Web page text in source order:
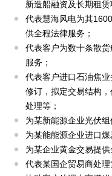
新造船融资及长期租
代表慧海风电为其
供全程法律服务；
代表客户为数十条散
服务；
代表客户进口石油焦业
修订，拟定交易结构
处理等；
为某新能源企业光伏
为某能能源企业进口
为某企业黄金交易提供
代表某国企贸易商处